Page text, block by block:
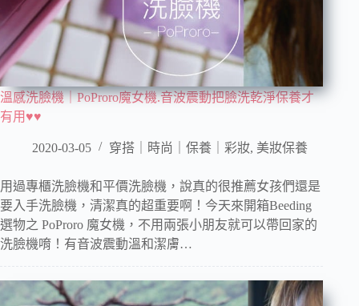
溫感洗臉機｜PoProro魔女機.音波震動把臉洗乾淨保養才
有用♥♥
2020-03-05 穿搭｜時尚｜保養｜彩妝, 美妝保養
用過專櫃洗臉機和平價洗臉機，說真的很推薦女孩們還是
要入手洗臉機，清潔真的超重要啊！今天來開箱Beeding
選物之 PoProro 魔女機，不用兩張小朋友就可以帶回家的
洗臉機唷！有音波震動溫和潔膚…